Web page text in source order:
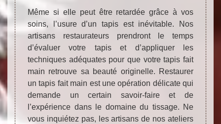
Même si elle peut être retardée grâce à vos
soins, l’usure d’un tapis est inévitable. Nos
artisans restaurateurs prendront le temps
d’évaluer votre tapis et d’appliquer les
techniques adéquates pour que votre tapis fait
main retrouve sa beauté originelle. Restaurer
un tapis fait main est une opération délicate qui
demande un certain savoir-faire et de
l’expérience dans le domaine du tissage. Ne
vous inquiétez pas, les artisans de nos ateliers